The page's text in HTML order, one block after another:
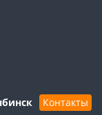
Контакты